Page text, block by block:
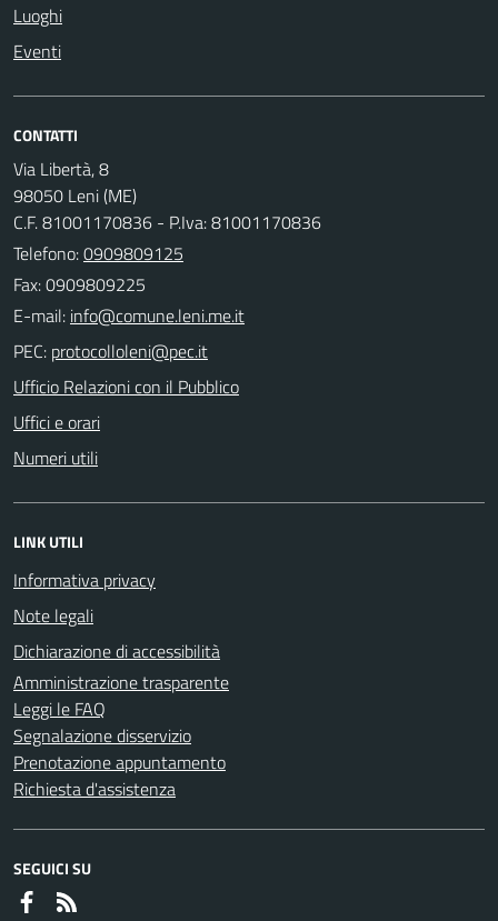
Luoghi
Eventi
CONTATTI
Via Libertà, 8
98050 Leni (ME)
C.F. 81001170836 - P.Iva: 81001170836
Telefono:0909809125
Fax: 0909809225
E-mail:
PEC:
Ufficio Relazioni con il Pubblico
Uffici e orari
Numeri utili
LINK UTILI
Informativa privacy
Note legali
Dichiarazione di accessibilità
Amministrazione trasparente
Leggi le FAQ
Segnalazione disservizio
Prenotazione appuntamento
Richiesta d'assistenza
SEGUICI SU